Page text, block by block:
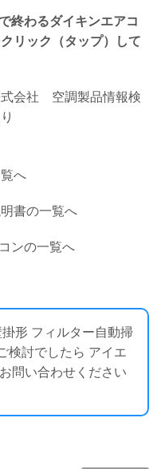
終わるダイキンエアコ
リック（タップ）して
式会社 空調製品情報検
へ
書の一覧へ
ンの一覧へ
形 フィルター自動掃
検討でしたら アイエ
問い合わせください